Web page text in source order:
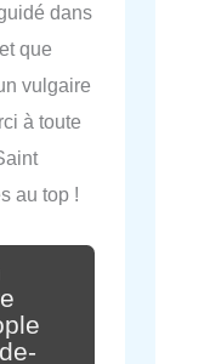
dans
que
vulgaire
à toute
au top !